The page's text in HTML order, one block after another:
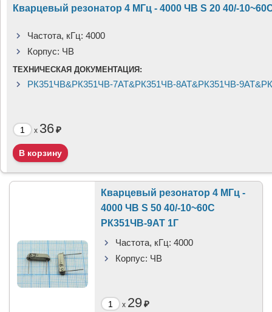
Кварцевый резонатор 4 МГц - 4000 ЧВ S 20 40/-
Частота, кГц: 4000
Корпус: ЧВ
ТЕХНИЧЕСКАЯ ДОКУМЕНТАЦИЯ:
РК351ЧВ&РК351ЧВ-7АТ&РК351ЧВ-8АТ&РК351ЧВ-
x 36₽
Кварцевый резонатор 4 МГц -
4000 ЧВ S 50 40/-10~60C
РК351ЧВ-9АТ 1Г
Частота, кГц: 4000
Корпус: ЧВ
x 29₽